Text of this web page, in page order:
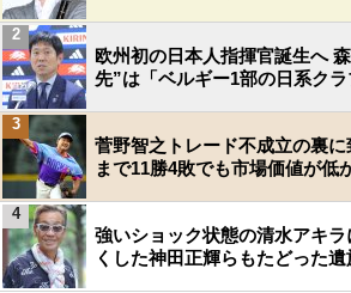
欧州初の日本人指揮官誕生へ
先”は「ベルギー1部の日系ク
2
菅野智之トレード不成立の裏
まで11勝4敗でも市場価値が低
3
強いショック状態の清水アキ
くした神田正輝らもたどった
4